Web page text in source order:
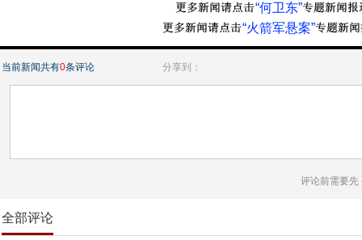
“何卫东”
“火箭军悬案”
当前新闻共有0条评论 分享到：
评论前需要先
全部评论